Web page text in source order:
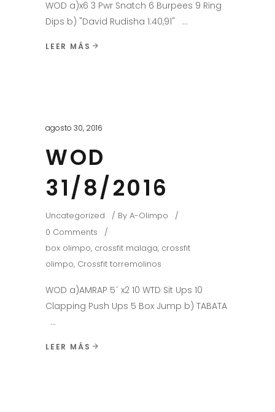
WOD a)x6 3 Pwr Snatch 6 Burpees 9 Ring
Dips b) "David Rudisha 1:40,91"
LEER MÁS
agosto 30, 2016
WOD
31/8/2016
Uncategorized By A-Olimpo
0 Comments
box olimpo, crossfit malaga, crossfit
olimpo, Crossfit torremolinos
WOD a)AMRAP 5´ x2 10 WTD Sit Ups 10
Clapping Push Ups 5 Box Jump b) TABATA
LEER MÁS